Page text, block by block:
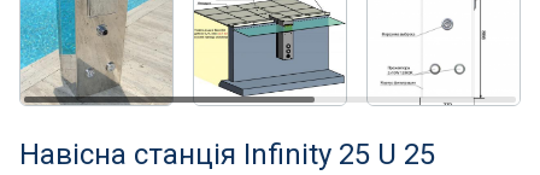
Автоматична очистка
Збірні басейни
Засоби порятунку на воді
Навісна станція Infinity 25 U 25